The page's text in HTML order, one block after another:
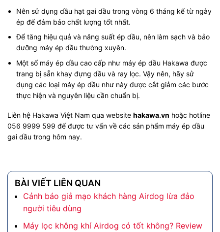
Nên sử dụng dầu hạt gai dầu trong vòng 6 tháng kể từ ngày
ép để đảm bảo chất lượng tốt nhất.
Để tăng hiệu quả và năng suất ép dầu, nên làm sạch và bảo
dưỡng máy ép dầu thường xuyên.
Một số máy ép dầu cao cấp như máy ép dầu Hakawa được
trang bị sẵn khay đựng dầu và ray lọc. Vậy nên, hãy sử
dụng các loại máy ép dầu như này được cắt giảm các bước
thực hiện và nguyên liệu cần chuẩn bị.
Liên hệ Hakawa Việt Nam qua website hakawa.vn hoặc hotline
056 9999 599 để được tư vấn về các sản phẩm máy ép dầu
gai dầu trong hôm nay.
BÀI VIẾT LIÊN QUAN
Cảnh báo giả mạo khách hàng Airdog lừa đảo
người tiêu dùng
Máy lọc không khí Airdog có tốt không? Review